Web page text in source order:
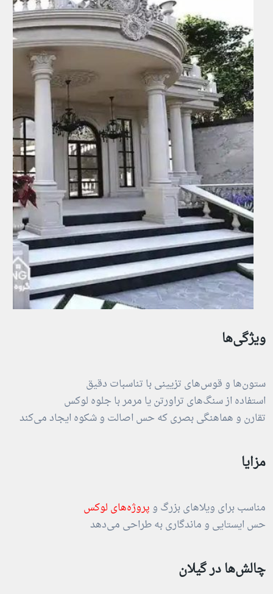
ویژگی‌ها
ستون‌ها و قوس‌های تزیینی با تناسبات دقیق
استفاده از سنگ‌های تراورتن یا مرمر با جلوه لوکس
تقارن و هماهنگی بصری که حس اصالت و شکوه ایجاد می‌کند
مزایا
مناسب برای ویلاهای بزرگ و پروژه‌های لوکس
حس ایستایی و ماندگاری به طراحی می‌دهد
چالش‌ها در گیلان